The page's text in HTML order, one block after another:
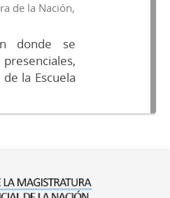
de la Nación,
donde se
la Escuela